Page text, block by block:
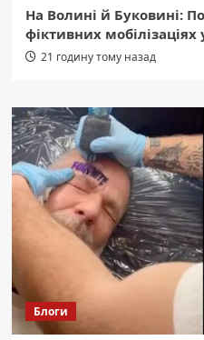
На Волині й Буковині:
фіктивних мобілізаціях
21 годину тому назад
Блоги